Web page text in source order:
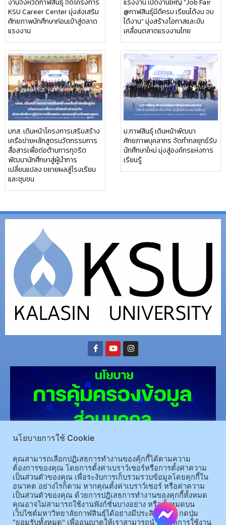
งานจังหวัดกาฬสินธุ์ จัดโครงการ
KSU Career Center มุ่งส่งเสริม
ศักยภาพนักศึกษาก่อนเข้าสู่ตลาด
แรงงาน
แรงงาน เปิดงานใหญ่ “Job Fair
@กาฬสินธุ์มีดีครบ เรียนได้งบ จบ
ได้งาน” มุ่งสร้างโอกาสและขับ
เคลื่อนตลาดแรงงานไทย
มกส. เดินหน้าโครงการเสริมสร้าง
เครือข่ายหลักสูตรนวัตกรรมการ
สื่อสารเพื่อต่อต้านการทุจริต
พัฒนานักศึกษาสู่ผู้นำการ
เปลี่ยนแปลง ขยายผลสู่โรงเรียน
และชุมชน
ม.กาฬสินธุ์ เดินหน้าพัฒนา
ศักยภาพบุคลากร จัดทำกลยุทธ์รับ
นักศึกษาใหม่ มุ่งสู่องค์กรแห่งการ
เรียนรู้
(อ.นามน)13 หมู่ 14 ต.สงเปลือย อ.นามน จ.กาฬสินธุ์ 46230โทรศัพท์ : 043-602-055 โทรสาร :
043-602-044
(อ.เมือง)62/1 ถ.เกษตรสมบูรณ์ ต.กาฬสินธุ์ อ.เมือง จ.กาฬสินธุ์ 46000โทรศัพท์ 043-811128 08-
64584360 โทรสาร 043-813070
© 2025 All rights Reserved.
นโยบายการใช้ Cookie
คุณสามารถเลือกปฏิเสธการทำงานของคุ้กกี้ได้ตามความ
ต้องการของคุณ โดยการตั้งค่าเบราว์เซอร์หรือการตั้งค่าความ
เป็นส่วนตัวของคุณ เพื่อระงับการเก็บรวมรวบข้อมูลโดยคุกกี้ใน
อนาคต อย่างไรก็ตาม หากคุณตั้งค่าเบราว์เซอร์ หรือค่าความ
เป็นส่วนตัวของคุณ ด้วยการปฎิเสธการทำงานของคุกกี้ทั้งหมด
คุณอาจไม่สามารถใช้งานฟังก์ชั่นบางอย่าง หรือทั้งหมดบน
เว็บไซต์มหาวิทยาลัยกาฬสินธุ์ได้อย่างมีประสิทธิภาพ กดปุ่ม
"ยอมรับทั้งหมด" เพื่ออนุญาตให้เราสามารถนำข้อมูลการใช้งาน